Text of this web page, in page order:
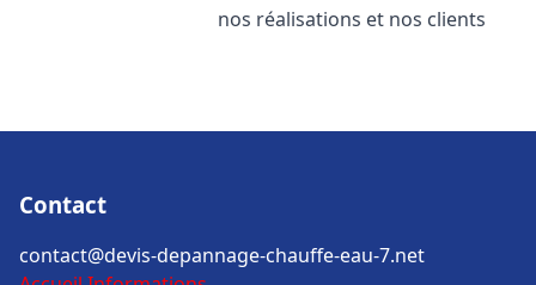
nos réalisations et nos clients
Contact
contact@devis-depannage-chauffe-eau-7.net